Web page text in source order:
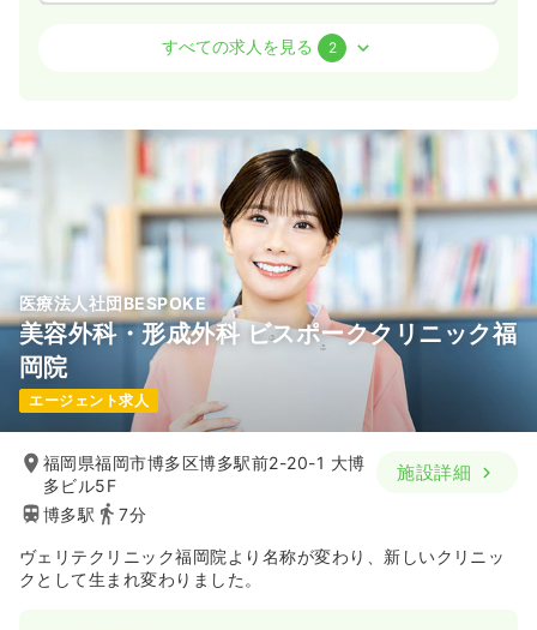
日勤のみ（常勤）
21.4〜26.2 /月 賞与4.2ヶ月
8:20～17:00
日曜休み
月給26万円以上可
気になる 詳細を見る
介護・福祉系 正・准看護師 デイケア・デイサービス
一時募集休止
給与 19.7〜26.2
※一例
時間 8:20～17:00
日曜休み
月給26万円以上可
正看護師
万円〜/月 賞与1ヶ月
8:30～17:30
（休憩60分）
土日休み
年間休日126日 月給32万円以上可
気になる 詳細を見る
日勤のみ（パート） 一時募集休止
給与 時給2,000
円〜
時間 8:30～17:30（休憩60分）
土日休み
時給2,000円以上可
気になる
すべての求人を見る 2
医療法人社団BESPOKE
美容外科・形成外科 ビスポーククリニック福
岡院
エージェント求人
福岡県福岡市博多区博多駅前2-20-1 大博
多ビル5F
博多駅
7分
施設詳細
ヴェリテクリニック福岡院より名称が変わり、新しいクリニッ
クとして生まれ変わりました。